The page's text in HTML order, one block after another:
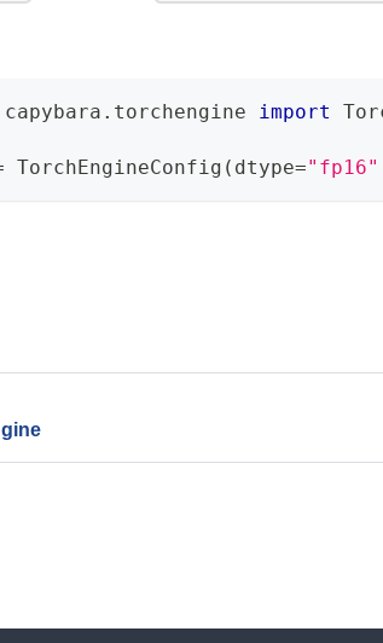
capybara . torchengine import
TorchEngineConfig ( dtype="fp16"